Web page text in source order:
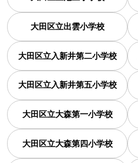
大田区立出雲小学校
大田区立入新井第二小学校
大田区立入新井第五小学校
大田区立大森第一小学校
大田区立大森第四小学校